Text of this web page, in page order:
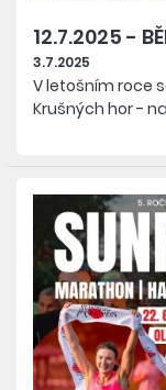
12.7.2025 -
3.7.2025
V letošním roce
Krušných hor -